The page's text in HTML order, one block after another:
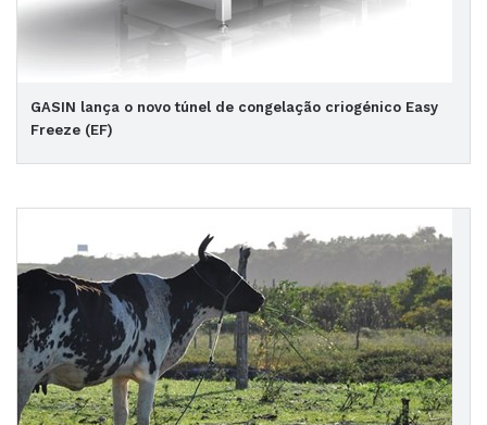
GASIN lança o novo túnel de congelação criogénico Easy
Freeze (EF)